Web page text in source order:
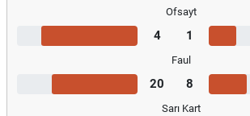
Ofsayt
4 1
Faul
20 8
Sarı Kart